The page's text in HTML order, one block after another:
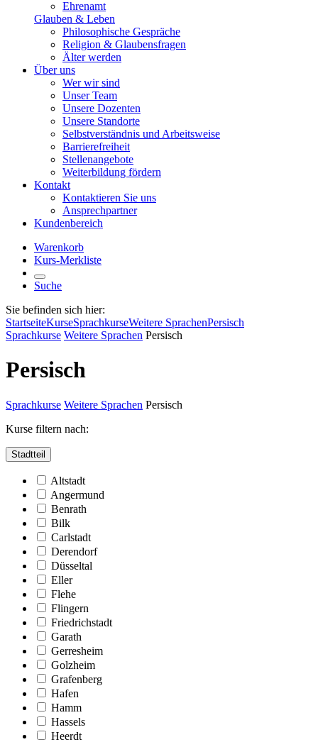
Ehrenamt
Glauben & Leben
Philosophische Gespräche
Religion & Glaubensfragen
Älter werden
Über uns
Wer wir sind
Unser Team
Unsere Dozenten
Unsere Standorte
Selbstverständnis und Arbeitsweise
Barrierefreiheit
Stellenangebote
Weiterbildung fördern
Kontakt
Kontaktieren Sie uns
Ansprechpartner
Kundenbereich
Warenkorb
Kurs-Merkliste
Suche
Sie befinden sich hier:
StartseiteKurseSprachkurseWeitere SprachenPersisch
Sprachkurse Weitere Sprachen Persisch
Persisch
Sprachkurse Weitere Sprachen Persisch
Kurse filtern nach:
Stadtteil
Altstadt
Angermund
Benrath
Bilk
Carlstadt
Derendorf
Düsseltal
Eller
Flehe
Flingern
Friedrichstadt
Garath
Gerresheim
Golzheim
Grafenberg
Hafen
Hamm
Hassels
Heerdt